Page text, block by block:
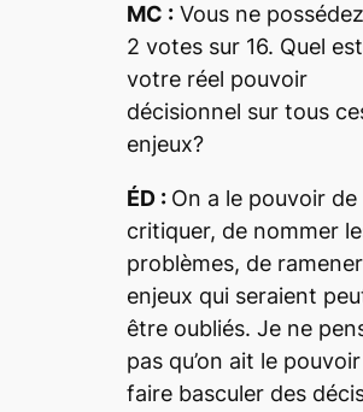
MC : Vous ne
2 votes sur 16. Quel est
votre réel pouvoir
décisionnel sur tous
enjeux?
ÉD : On a le pouvoir de
critiquer, de nommer
problèmes, de
enjeux qui seraient
être oubliés. Je ne
pas qu’on ait le
faire basculer des